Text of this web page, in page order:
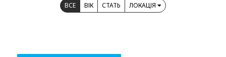
ВСЕ ВІК СТАТЬ ЛОКАЦІЯ